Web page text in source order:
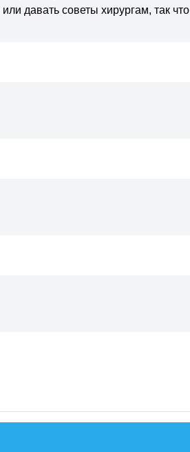
давать советы хирургам, так что